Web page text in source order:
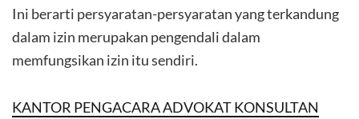
Ini berarti persyaratan-persyaratan yang terkandung
dalam izin merupakan pengendali dalam
memfungsikan izin itu sendiri.
KANTOR PENGACARA ADVOKAT KONSULTAN